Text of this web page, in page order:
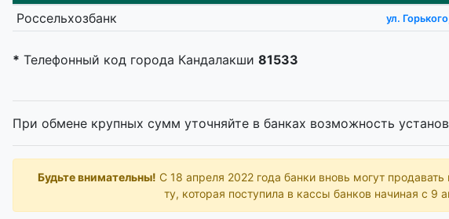
Россельхозбанк ул.
* Телефонный код города Кандалакши 81533
При обмене крупных сумм уточняйте в банках возможность
Будьте внимательны! С 18 апреля 2022 года банки вновь могут
ту, которая поступила в кассы банков начиная с 9